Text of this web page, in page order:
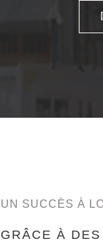
UN SUCCÈS À
GRÂCE À